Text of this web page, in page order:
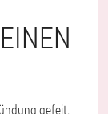
gefeit.